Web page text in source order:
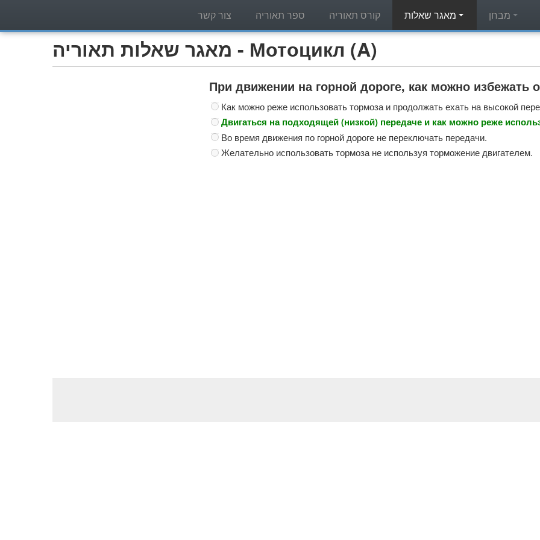
קורס תאוריה ספר תאוריה צור קשר
מאגר שאלות תאוריה - Мотоцикл (A)
При движении на горной дороге, как можно избежать
Как можно реже использовать тормоза и продолжать ехать на высокой
Двигаться на подходящей (низкой) передаче и как можно реже
Во время движения по горной дороге не переключать передачи.
Желательно использовать тормоза не используя торможение двигателем.